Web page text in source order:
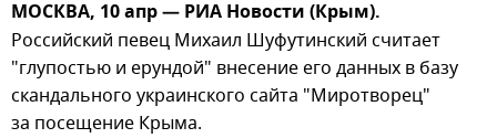
МОСКВА, 10 апр — РИА Новости (Крым).
Российский певец Михаил Шуфутинский считает
"глупостью и ерундой" внесение его данных в базу
скандального украинского сайта "Миротворец"
за посещение Крыма.